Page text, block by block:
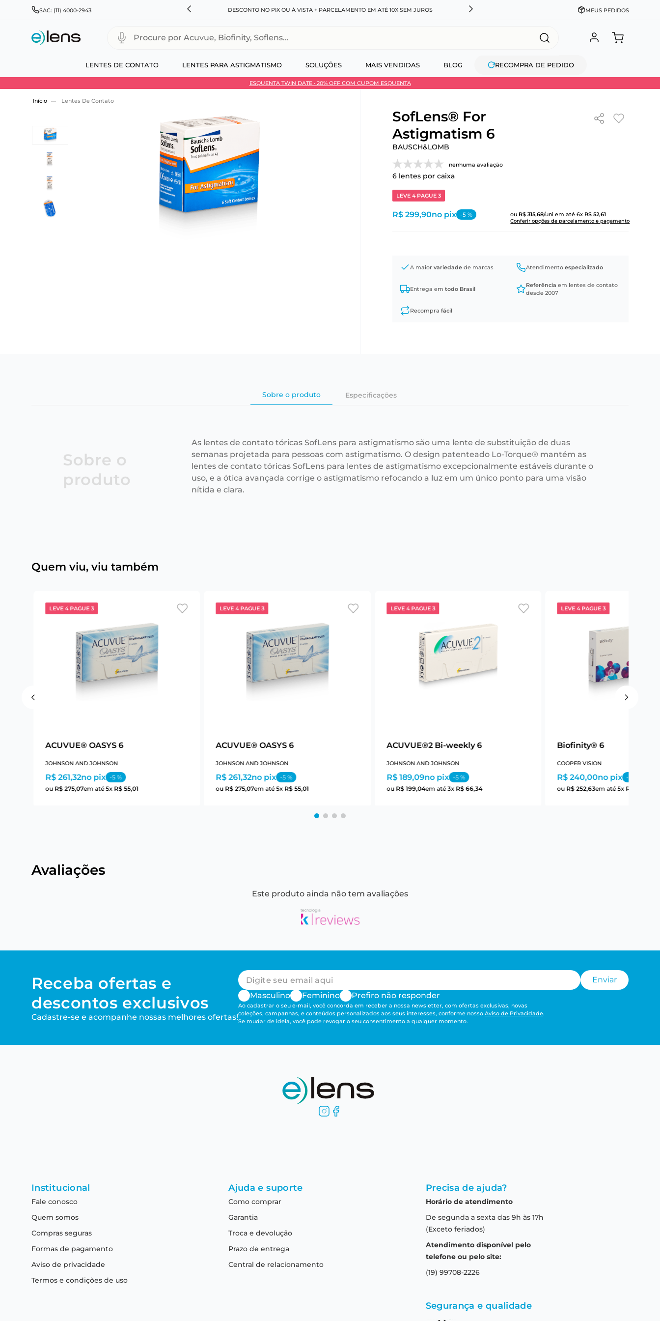
SAC: (11) 4000-2943
10% NA PRIMEIRA COMPRA + COMBOS ATÉ 25%OFF DESCONTO NO PIX OU À VISTA + PARCELAMENTO EM ATÉ 10X SEM JUROS GANHE MAIS R$150 NAS COMPRAS ACIMA DE
MEUS PEDIDOS
LENTES DE CONTATO LENTES PARA ASTIGMATISMO SOLUÇÕES MAIS VENDIDAS BLOG RECOMPRA DE PEDIDO
Procure por Acuvue, Biofinity, Soflens...
ESQUENTA TWIN DATE · 20% OFF COM CUPOM ESQUENTA
Use 30HOJE e ganhe 30% OFF + economia extra no Pix
Lentes De Contato
SofLens® For
Astigmatism 6
BAUSCH&LOMB
nenhuma avaliação
6lentes por caixa
LEVE 4 PAGUE 3
ou R$ 315,68/uni em até6x R$ 52,61
Conferir opções de parcelamento e pagamento
R$ 299,90no pix -5%
A maior variedadede marcas Atendimentoespecializado
Entrega em todo Brasil
Referência em lentes de contato
desde 2007
Recompra fácil
Sobre o produto Especificações
Sobre o
produto
As lentes de contato tóricas SofLens para astigmatismo são uma lente de substituição de duas
semanas projetada para pessoas com astigmatismo. O design patenteado Lo-Torque® mantém as
lentes de contato tóricas SofLens para lentes de astigmatismo excepcionalmente estáveis durante o
uso, e a ótica avançada corrige o astigmatismo refocando a luz em um único ponto para uma visão
nítida e clara.
Quem viu, viu também
LEVE 4 PAGUE 3
ACUVUE® OASYS 6
JOHNSON AND JOHNSON
R$ 261,32no pix -5%
ou R$ 275,07em até5x R$ 55,01
LEVE 4 PAGUE 3
ACUVUE® OASYS 6
JOHNSON AND JOHNSON
R$ 261,32no pix -5 %
ou R$ 275,07em até5x R$ 55,01
LEVE 4 PAGUE 3
ACUVUE®2 Bi-weekly 6
JOHNSON AND JOHNSON
R$ 189,09no pix -5%
ou R$ 199,04em até3x R$ 66,34
LEVE 4 PAGUE 3
Biofinity® 6
COOPER VISION
R$ 240,00no pix -
ou R$ 252,63em até5x R$
Avaliações
Este produto ainda não tem avaliações
Receba ofertas e
descontos exclusivos
Cadastre-se e acompanhe nossas melhores ofertas!
Enviar
Masculino
Feminino Prefiro não responder
Ao cadastrar o seu e-mail, você concorda em receber a nossa newsletter, com ofertas exclusivas, novas
coleções, campanhas, e conteúdos personalizados aos seus interesses, conforme nosso Aviso de Privacidade.
Se mudar de ideia, você pode revogar o seu consentimento a qualquer momento.
Institucional
Fale conosco
Quem somos
Compras seguras
Formas de pagamento
Aviso de privacidade
Termos e condições de uso
Ajuda e suporte
Como comprar
Garantia
Troca e devolução
Prazo de entrega
Central de relacionamento
Precisa de ajuda?
Horário de atendimento
De segunda a sexta das 9h às 17h
(Exceto feriados)
Atendimento disponível pelo
telefone ou pelo site:
(19) 99708-2226
Segurança e qualidade